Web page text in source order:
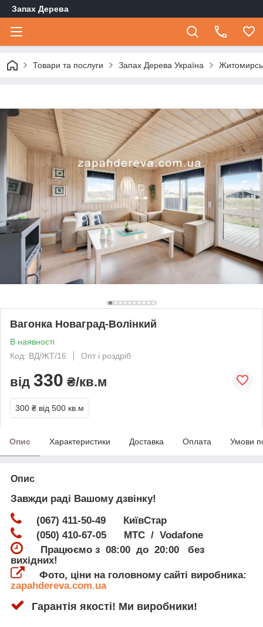
Запах Дерева
Товари та послуги Запах Дерева Україна
Вагонка Новаград-Волінкий
В наявності
Код: ВД/ЖТ/16
Опт і роздріб
від 330 ₴/кв.м
300 ₴ від 500 кв.м
Опис Характеристики Доставка Оплата Умови
Опис
Завжди раді Вашому дзвінку!
(067) 411-50-49 КиївСтар
(050) 410-67-05 МТС / Vodafone
Працюємо з 08:00 до 20:00 без
вихідних!
Фото, ціни на головному сайті виробника:
zapahdereva.com.ua
Гарантія якості! Ми виробники!